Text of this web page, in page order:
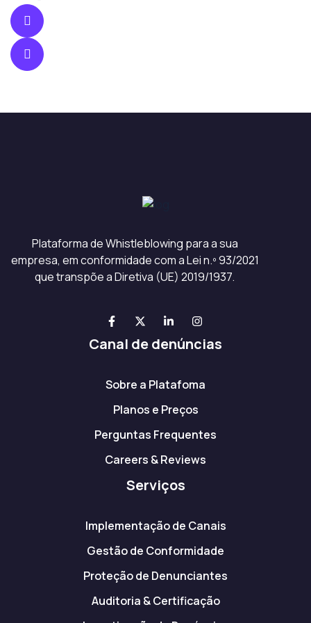
Plataforma de Whistleblowing para a sua
empresa, em conformidade com a Lei n.º 93/2021
que transpõe a Diretiva (UE) 2019/1937.
Canal de denúncias
Sobre a Platafoma
Planos e Preços
Perguntas Frequentes
Careers & Reviews
Serviços
Implementação de Canais
Gestão de Conformidade
Proteção de Denunciantes
Auditoria & Certificação